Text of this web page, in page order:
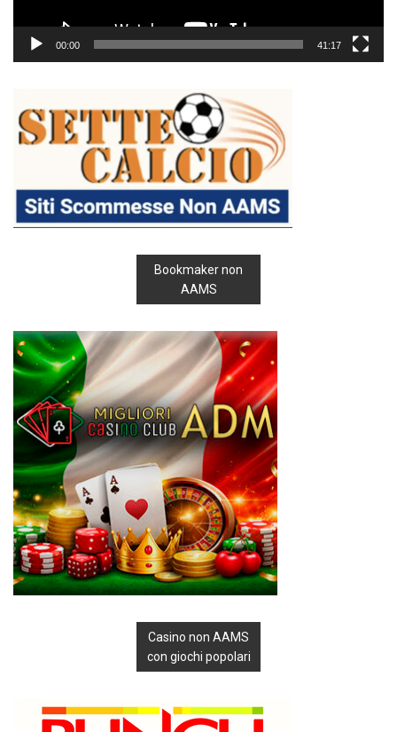
00:00 41:17
Bookmaker non
AAMS
Casino non AAMS
con giochi popolari